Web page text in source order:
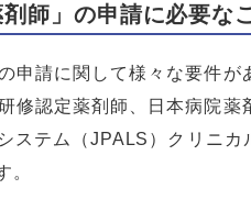
剤師」の申請に必要な
申請に関して様々な要件
修認定薬剤師、日本病院
ステム（JPALS）クリニ
。